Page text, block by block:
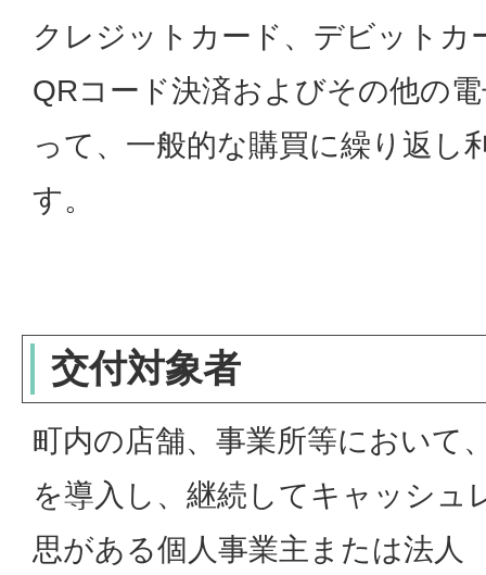
クレジットカード、デビットカ
QRコード決済およびその他の
って、一般的な購買に繰り返し
す。
交付対象者
町内の店舗、事業所等において
を導入し、継続してキャッシュ
思がある個人事業主または法人